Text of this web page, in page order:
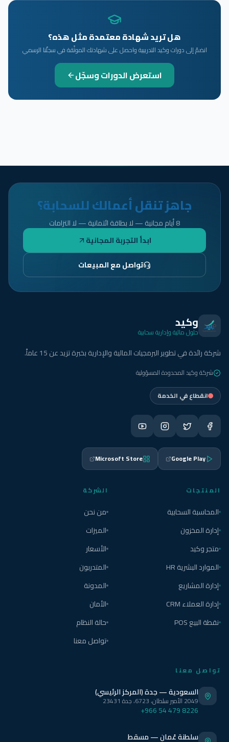
هل تريد شهادة معتمدة مثل هذه؟
انضمّ إلى دورات وكيد التدريبية واحصل على شهادتك الموثّقة في سجلّنا الرسمي
استعرض الدورات وسجّل
جاهز تنقل أعمالك للسحابة؟
8 أيام مجانية — لا بطاقة ائتمانية — لا التزامات
ابدأ التجربة المجانية
تواصل مع المبيعات
وكيد
حلول مالية وإدارية سحابية
شركة رائدة في تطوير البرمجيات المالية والإدارية بخبرة تزيد عن 15 عاماً.
شركة وكيد المحدودة المسؤولية
انقطاع في الخدمة
Google Play
Microsoft Store
المنتجات
المحاسبة السحابية
إدارة المخزون
متجر وكيد
الموارد البشرية HR
إدارة المشاريع
إدارة العملاء CRM
نقطة البيع POS
الشركة
من نحن
الميزات
الأسعار
المتدربون
المدونة
الأمان
حالة النظام
تواصل معنا
تواصل معنا
السعودية — جدة (المركز الرئيسي)
2049 الأمير سلطان، 6723، جدة 23431
+966 54 479 8226
سلطنة عُمان — مسقط